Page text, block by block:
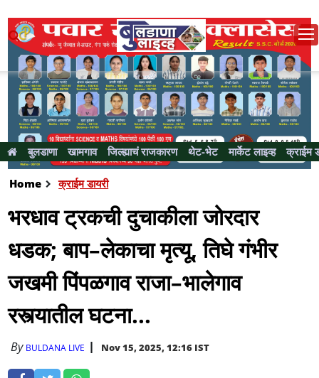
बुलडाणा खामगाव जिल्ह्याचं राजकारण थेट-भेट मार्केट लाइव्ह क्राईम
Home क्राईम डायरी
भरधाव ट्रकची दुचाकीला जोरदार
धडक; बाप–लेकाचा मृत्यू, तिघे गंभीर
जखमी पिंपळगाव राजा–भालेगाव
रस्त्यातील घटना...
By BULDANA LIVE Nov 15, 2025, 12:16 IST